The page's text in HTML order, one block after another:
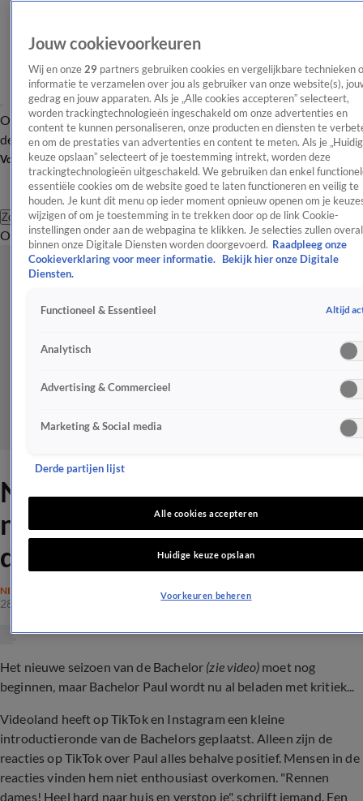
OverzichtAfleveringen Entertainment TV Algemeen
Tip
de redactieNieuwsbrief
Volg Shownieuws
Zoeken
OverzichtEntertainmentSpraakmakendRealityCrimeVideo's
Nu al grote kritiek op de
nieuwe Bachelor: 'Rennen
dames'
NIEUWS
28 feb 2024, 21:20
Het nieuwe seizoen van de Bachelor (zie video) moet nog
beginnen, maar Bachelor Paul wordt nu al beladen met kritiek...
Videoland heeft op TikTok en Instagram een kleine
introductieronde van de Bachelors geplaatst. Alleen zijn de
reacties op TikTok over Paul alles behalve positief. Mensen in de
reacties vinden hem niet enthousiast overkomen. "Rennen
dames! Heel hard naar huis en verstop je", schrijft iemand. Een
Jouw cookievoorkeuren
Wij en onze 29 partners gebruiken cookies en vergelijkbare technieken
informatie te verzamelen over jou als gebruiker van onze website(s),
gedrag en jouw apparaten. Als je „Alle cookies accepteren” selecteert,
worden trackingtechnologieën ingeschakeld om onze advertenties en
content te kunnen personaliseren, onze producten en diensten te
en om de prestaties van advertenties en content te meten. Als je
keuze opslaan” selecteert of je toestemming intrekt, worden deze
trackingtechnologieën uitgeschakeld. We gebruiken dan enkel
essentiële cookies om de website goed te laten functioneren en veilig te
houden. Je kunt dit menu op ieder moment opnieuw openen om je
wijzigen of om je toestemming in te trekken door op de link Cookie-
instellingen onder aan de webpagina te klikken. Je selecties zullen overal
binnen onze Digitale Diensten worden doorgevoerd. Raadpleeg onze
Cookieverklaring voor meer informatie.
Bekijk hier onze Digitale
Diensten.
Functioneel & Essentieel Altijd
Analytisch
Advertising & Commercieel
Marketing & Social media
Derde partijen lijst
Alle cookies accepteren
Huidige keuze opslaan
Voorkeuren beheren